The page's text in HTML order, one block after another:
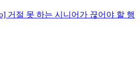
거절 못 하는 시니어가 끊어야 할 행